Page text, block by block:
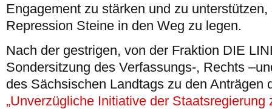
Engagement zu stärken und zu
Repression Steine in den Weg zu legen.
Nach der gestrigen, von der Fraktion DIE
Sondersitzung des Verfassungs-, Rechts
des Sächsischen Landtags zu den Anträgen
„Unverzügliche Initiative der Staatsregierung